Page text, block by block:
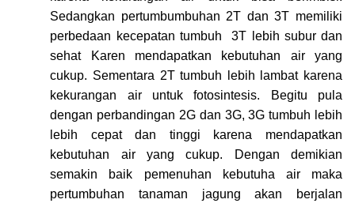
Sedangkan pertumbumbuhan 2T dan 3T memiliki
perbedaan kecepatan tumbuh
3T lebih subur dan
sehat Karen mendapatkan kebutuhan air yang
cukup. Sementara 2T tumbuh lebih lambat karena
kekurangan air untuk fotosintesis. Begitu pula
dengan perbandingan 2G dan 3G, 3G tumbuh lebih
lebih cepat dan tinggi karena mendapatkan
kebutuhan air yang cukup.
Dengan demikian
semakin baik pemenuhan kebutuha air maka
pertumbuhan tanaman jagung akan berjalan